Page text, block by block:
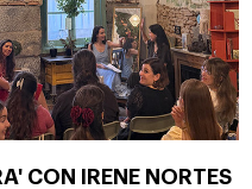
CON IRENE NORTES